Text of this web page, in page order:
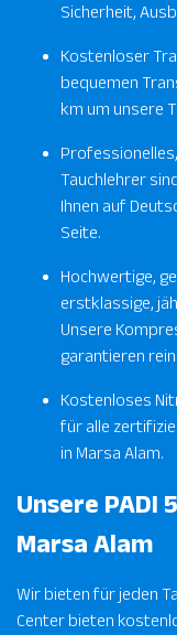
Sicherheit,
Kostenloser
bequemen
km um unsere
Tauchlehrer
Ihnen auf
Seite.
Hochwertige,
erstklassige,
Unsere
garantieren
Kostenloses
für alle
in Marsa Alam.
Unsere PADI
Marsa Alam
Wir bieten für jeden
Center bieten